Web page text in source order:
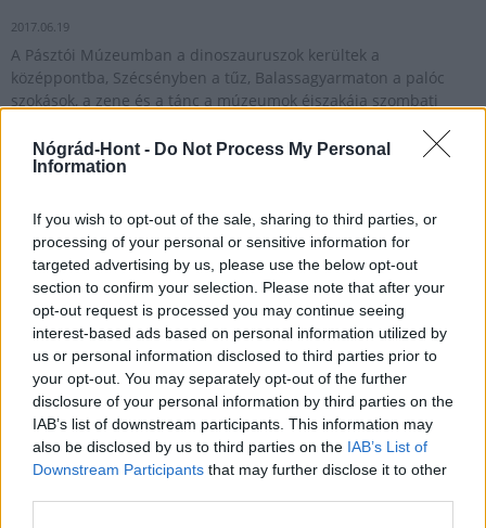
Nógrád-Hont - Do Not Process My Personal
Information
If you wish to opt-out of the sale, sharing to third parties, or
processing of your personal or sensitive information for
targeted advertising by us, please use the below opt-out
section to confirm your selection. Please note that after your
opt-out request is processed you may continue seeing
interest-based ads based on personal information utilized by
us or personal information disclosed to third parties prior to
your opt-out. You may separately opt-out of the further
disclosure of your personal information by third parties on the
IAB’s list of downstream participants. This information may
also be disclosed by us to third parties on the IAB’s List of
Downstream Participants that may further disclose it to other
2017.06.19
A Pásztói Múzeumban a dinoszauruszok kerültek a
középpontba, Szécsényben a tűz, Balassagyarmaton a palóc
szokások, a zene és a tánc a múzeumok éjszakája szombati
gyerekek és felnőttek egyaránt kalandos feladatokat oldhatnak
meg a tárlatokon.
Múzeumok éjszakája - Több mint négyszáz
intézmény készül programokkal országszerte
2022.06.15
Országos hírek